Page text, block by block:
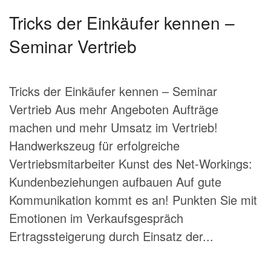
Tricks der Einkäufer kennen –
Seminar Vertrieb
Tricks der Einkäufer kennen – Seminar
Vertrieb Aus mehr Angeboten Aufträge
machen und mehr Umsatz im Vertrieb!
Handwerkszeug für erfolgreiche
Vertriebsmitarbeiter Kunst des Net-Workings:
Kundenbeziehungen aufbauen Auf gute
Kommunikation kommt es an! Punkten Sie mit
Emotionen im Verkaufsgespräch
Ertragssteigerung durch Einsatz der...